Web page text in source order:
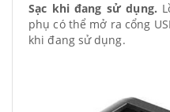
Sạc khi đang sử dụng.
phụ có thể mở ra cổng
khi đang sử dụng.